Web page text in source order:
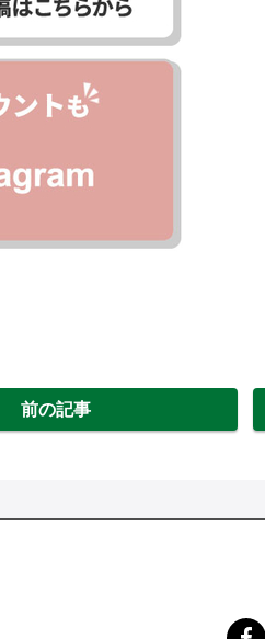
前の記事